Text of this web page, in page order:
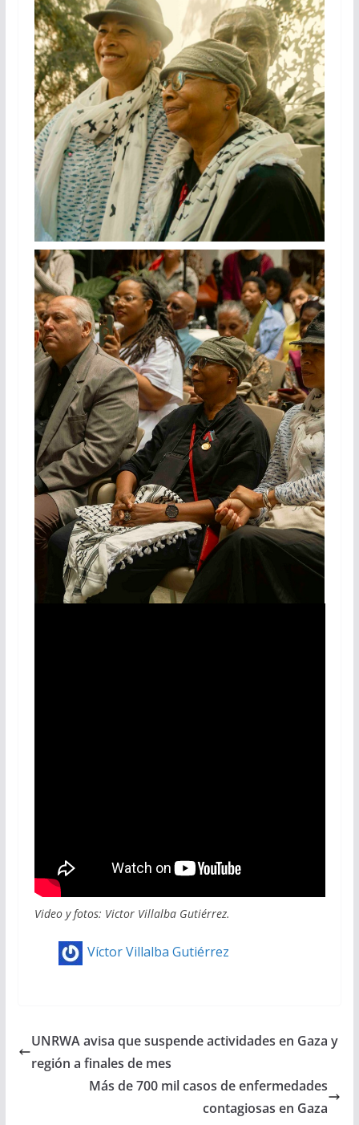
Video y fotos: Victor Villalba Gutiérrez.
Víctor Villalba Gutiérrez
UNRWA avisa que suspende actividades en Gaza y
región a finales de mes
Más de 700 mil casos de enfermedades
contagiosas en Gaza